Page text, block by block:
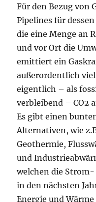
Für den Bezug von
Pipelines für
die eine Menge an
und vor Ort die
emittiert ein
außerordentlich viel
eigentlich – als
verbleibend – CO2
Es gibt einen
Alternativen, wie
Geothermie,
und
welchen die
in den nächsten
Energie und